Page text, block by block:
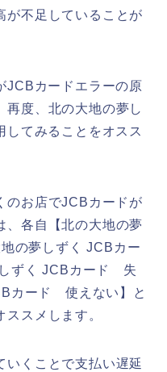
が不足していることが
JCBカードエラーの原
再度、北の大地の夢し
てみることをオスス
のお店でJCBカードが
、各自【北の大地の夢
の夢しずく JCBカー
ずく JCBカード 失
カード 使えない】と
スメします。
いくことで支払い遅延